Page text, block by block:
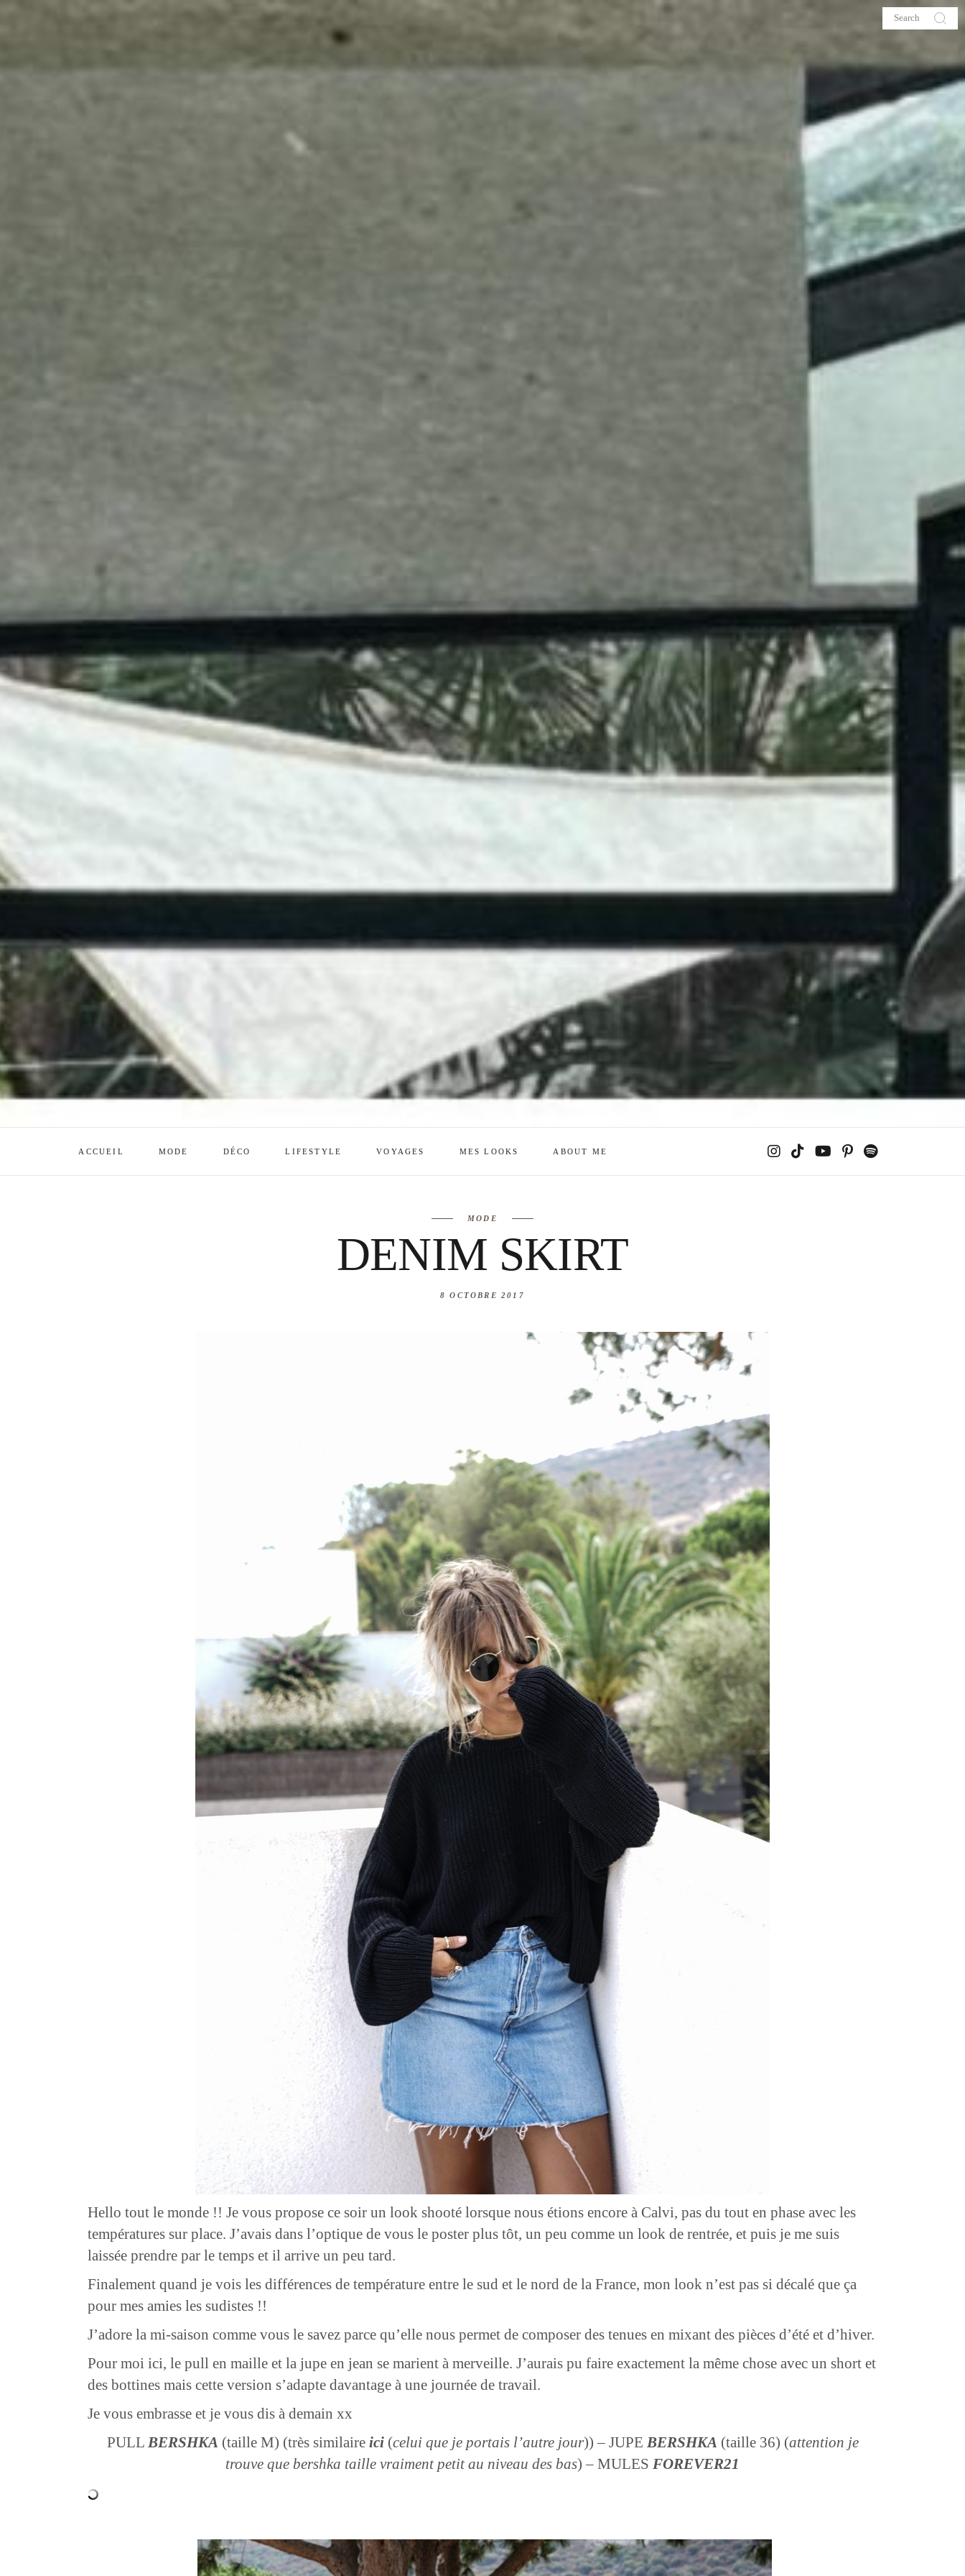
ACCUEIL MODE DÉCO LIFESTYLE VOYAGES MES LOOKS ABOUT ME
Voilà Beauté
MODE
DENIM SKIRT
8 OCTOBRE 2017
Hello tout le monde !! Je vous propose ce soir un look shooté lorsque nous étions encore à Calvi, pas du tout en phase avec les
températures sur place. J’avais dans l’optique de vous le poster plus tôt, un peu comme un look de rentrée, et puis je me suis
laissée prendre par le temps et il arrive un peu tard.
Finalement quand je vois les différences de température entre le sud et le nord de la France, mon look n’est pas si décalé que ça
pour mes amies les sudistes !!
J’adore la mi-saison comme vous le savez parce qu’elle nous permet de composer des tenues en mixant des pièces d’été et d’hiver.
Pour moi ici, le pull en maille et la jupe en jean se marient à merveille. J’aurais pu faire exactement la même chose avec un short et
des bottines mais cette version s’adapte davantage à une journée de travail.
Je vous embrasse et je vous dis à demain xx
PULL BERSHKA (taille M) (très similaire ici(celui que je portais l’autre jour)) – JUPE BERSHKA (taille 36) (attention je
trouve que bershka taille vraiment petit au niveau des bas) – MULES FOREVER21